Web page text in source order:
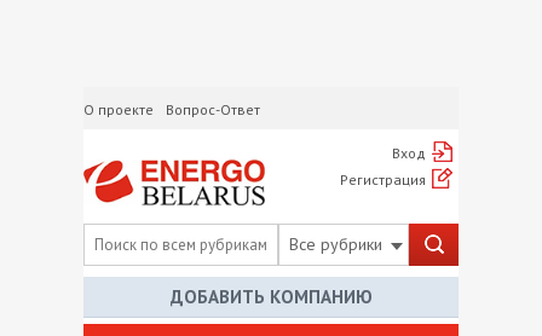
О проекте Вопрос-Ответ
Вход
Регистрация
Все рубрики
ДОБАВИТЬ КОМПАНИЮ